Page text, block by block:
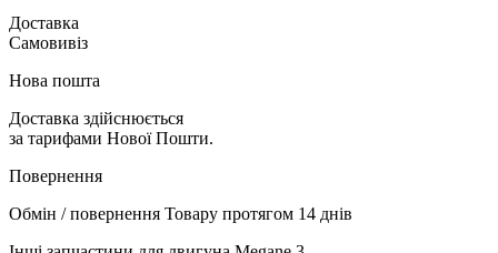
Доставка
Самовивіз
Нова пошта
Доставка здійснюється
за тарифами Нової Пошти.
Повернення
Обмін / повернення Товару протягом 14 днів